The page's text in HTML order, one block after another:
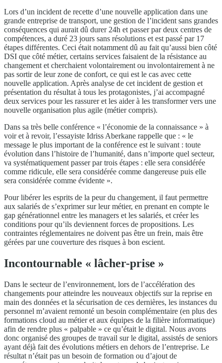
Lors d’un incident de recette d’une nouvelle application dans une
grande entreprise de transport, une gestion de l’incident sans grandes
conséquences qui aurait dû durer 24h et passer par deux centres de
compétences, a duré 23 jours sans résolutions et est passé par 17
étapes différentes. Ceci était notamment dû au fait qu’aussi bien côté
DSI que côté métier, certains services faisaient de la résistance au
changement et cherchaient volontairement ou involontairement à ne
pas sortir de leur zone de confort, ce qui est le cas avec cette
nouvelle application. Après analyse de cet incident de gestion et
présentation du résultat à tous les protagonistes, j’ai accompagné
deux services pour les rassurer et les aider à les transformer vers une
nouvelle organisation plus agile (métier compris).
Dans sa très belle conférence « l’économie de la connaissance » à
voir et à revoir, l’essayiste Idriss Aberkane rappelle que : « le
message le plus important de la conférence est le suivant : toute
évolution dans l’histoire de l’humanité, dans n’importe quel secteur,
va systématiquement passer par trois étapes : elle sera considérée
comme ridicule, elle sera considérée comme dangereuse puis elle
sera considérée comme évidente ».
Pour libérer les esprits de la peur du changement, il faut permettre
aux salariés de s’exprimer sur leur métier, en prenant en compte le
gap générationnel entre les managers et les salariés, et créer les
conditions pour qu’ils deviennent forces de propositions. Les
contraintes réglementaires ne doivent pas être un frein, mais être
gérées par une couverture des risques à bon escient.
Incontournable « lâcher-prise »
Dans le secteur de l’environnement, lors de l’accélération des
changements pour atteindre les nouveaux objectifs sur la reprise en
main des données et la sécurisation de ces dernières, les instances du
personnel m’avaient remonté un besoin complémentaire (en plus des
formations cloud au métier et aux équipes de la filière informatique)
afin de rendre plus « palpable » ce qu’était le digital. Nous avons
donc organisé des groupes de travail sur le digital, assistés de seniors
ayant déjà fait des évolutions métiers en dehors de l’entreprise. Le
résultat n’était pas un besoin de formation ou d’ajout de